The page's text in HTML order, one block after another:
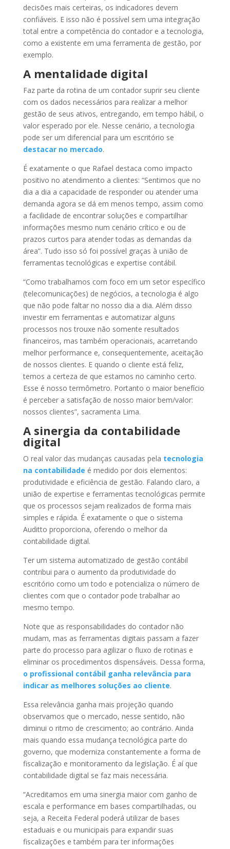
decisões mais certeiras, os indicadores devem
confiáveis. E isso não é possível sem uma integração
total entre a competência do contador e a tecnologia,
como a existente em uma ferramenta de gestão, por
exemplo.
A mentalidade digital
Faz parte da rotina de um contador suprir seu cliente
com os dados necessários para realizar a melhor
gestão de seus ativos, entregando, em tempo hábil, o
valor esperado por ele. Nesse cenário, a tecnologia
pode ser um diferencial para um escritório se
destacar no mercado.
É exatamente o que Rafael destaca como impacto
positivo no atendimento a clientes: “Sentimos que no
dia a dia a capacidade de responder ou atender uma
demanda agora se dá em menos tempo, assim como
a facilidade de encontrar soluções e compartilhar
informações mesmo num cenário crítico e ou de
prazos curtos para atender todas as demandas da
área”. Tudo isso só foi possível graças à união de
ferramentas tecnológicas e expertise contábil.
“Como trabalhamos com foco em um setor específico
(telecomunicações) de negócios, a tecnologia é algo
que não pode faltar no nosso dia a dia. Além disso
investir em ferramentas e automatizar alguns
processos nos trouxe não somente resultados
financeiros, mas também operacionais, acarretando
melhor performance e, consequentemente, aceitação
de nossos clientes. E quando o cliente está feliz,
temos a certeza de que estamos no caminho certo.
Esse é nosso termômetro. Portanto o maior benefício
é perceber a satisfação de nosso maior bem/valor:
nossos clientes”, sacramenta Lima.
A sinergia da contabilidade
digital
O real valor das mudanças causadas pela tecnologia
na contabilidade é medido por dois elementos:
produtividade e eficiência de gestão. Falando claro, a
união de expertise e ferramentas tecnológicas permite
que os processos sejam realizados de forma mais
simples e rápida. É exatamente o que o sistema
Auditto proporciona, oferendo o melhor da
contabilidade digital.
Ter um sistema automatizado de gestão contábil
contribui para o aumento da produtividade do
escritório como um todo e potencializa o número de
clientes com que o contador pode trabalhar ao
mesmo tempo.
Note que as responsabilidades do contador não
mudam, mas as ferramentas digitais passam a fazer
parte do processo para agilizar o fluxo de rotinas e
eliminar os procedimentos dispensáveis. Dessa forma,
o profissional contábil ganha relevância para
indicar as melhores soluções ao cliente.
Essa relevância ganha mais projeção quando
observamos que o mercado, nesse sentido, não
diminui o ritmo de crescimento; ao contrário. Ainda
mais quando essa mudança tecnológica parte do
governo, que moderniza constantemente a forma de
fiscalização e monitoramento da legislação. É aí que
contabilidade digital se faz mais necessária.
“Acreditamos em uma sinergia maior com ganho de
escala e performance em bases compartilhadas, ou
seja, a Receita Federal poderá utilizar de bases
estaduais e ou municipais para expandir suas
fiscalizações e também para ter informações